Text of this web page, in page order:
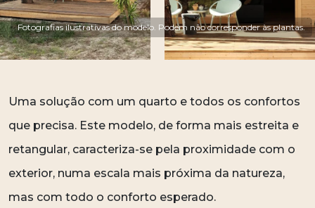
Fotografias ilustrativas do modelo. Podem não corresponder às plantas.
Uma solução com um quarto e todos os confortos
que precisa. Este modelo, de forma mais estreita e
retangular, caracteriza-se pela proximidade com o
exterior, numa escala mais próxima da natureza,
mas com todo o conforto esperado.